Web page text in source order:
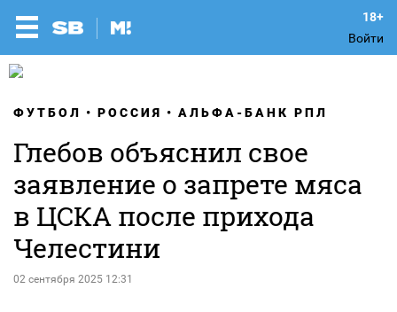
Войти
ФУТБОЛ РОССИЯ АЛЬФА-БАНК РПЛ
Глебов объяснил свое
заявление о запрете мяса
в ЦСКА после прихода
Челестини
02 сентября 2025 12:31